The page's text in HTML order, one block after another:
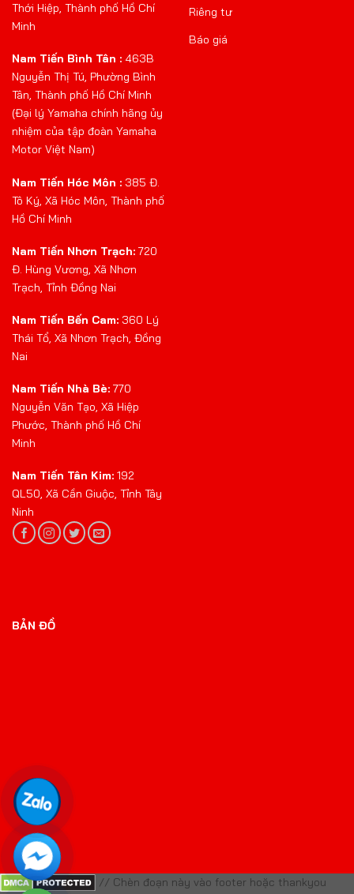
Thới Hiệp, Thành phố Hồ Chí
Minh
Nam Tiến Bình Tân : 463B
Nguyễn Thị Tú, Phường Bình
Tân, Thành phố Hồ Chí Minh
(Đại lý Yamaha chính hãng ủy
nhiệm của tập đoàn Yamaha
Motor Việt Nam)
Nam Tiến Hóc Môn : 385 Đ.
Tô Ký, Xã Hóc Môn, Thành phố
Hồ Chí Minh
Nam Tiến Nhơn Trạch: 720
Đ. Hùng Vương, Xã Nhơn
Trạch, Tỉnh Đồng Nai
Nam Tiến Bến Cam: 360 Lý
Thái Tổ, Xã Nhơn Trạch, Đồng
Nai
Nam Tiến Nhà Bè: 770
Nguyễn Văn Tạo, Xã Hiệp
Phước, Thành phố Hồ Chí
Minh
Nam Tiến Tân Kim: 192
QL50, Xã Cần Giuộc, Tỉnh Tây
Ninh
Riêng tư
Báo giá
BẢN ĐỒ
// Chèn đoạn này vào footer hoặc thankyou